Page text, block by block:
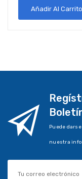
Añadir Al Carrito
Puede
nuestra